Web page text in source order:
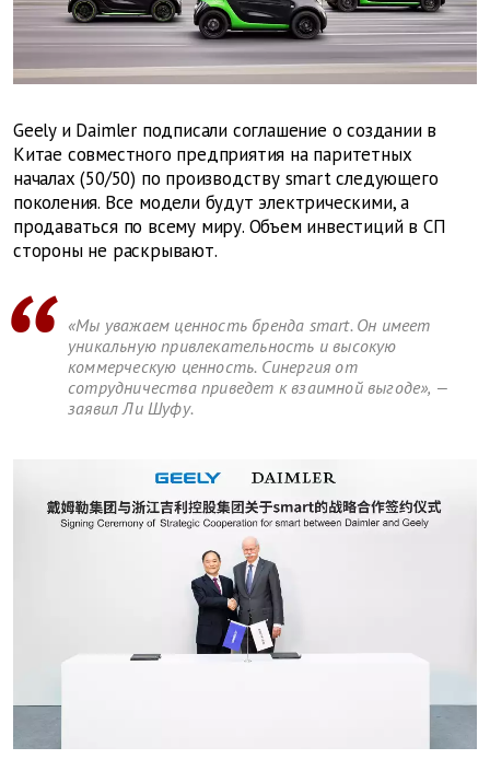
Geely и Daimler подписали соглашение о создании в
Китае совместного предприятия на паритетных
началах (50/50) по производству smart следующего
поколения. Все модели будут электрическими, а
продаваться по всему миру. Объем инвестиций в СП
стороны не раскрывают.
«Мы уважаем ценность бренда smart. Он имеет
уникальную привлекательность и высокую
коммерческую ценность. Синергия от
сотрудничества приведет к взаимной выгоде», —
заявил Ли Шуфу.